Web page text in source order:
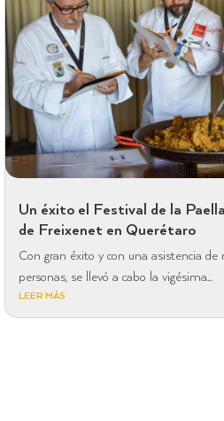
Un éxito el Festival de la
de Freixenet en Querétaro
Con gran éxito y con una asistencia
personas, se llevó a cabo la vigésima...
LEER MÁS